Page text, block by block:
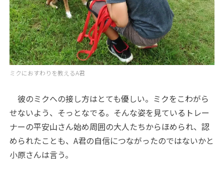
ミクにおすわりを教えるA君
彼のミクへの接し方はとても優しい。ミクをこわがら
せないよう、そっとなでる。そんな姿を見ているトレー
ナーの平安山さん始め周囲の大人たちからほめられ、認
められたことも、A君の自信につながったのではないかと
小原さんは言う。